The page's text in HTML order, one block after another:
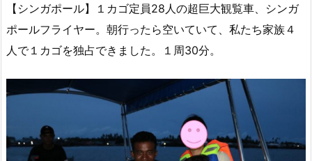
【シンガポール】１カゴ定員28人の超巨大観覧車、シンガ
ポールフライヤー。朝行ったら空いていて、私たち家族４
人で１カゴを独占できました。１周30分。